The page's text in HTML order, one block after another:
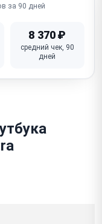
за 90 дней
8 370 ₽
средний чек, 90
дней